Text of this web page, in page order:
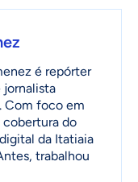
é repórter
jornalista
Com foco em
do
da Itatiaia
trabalhou